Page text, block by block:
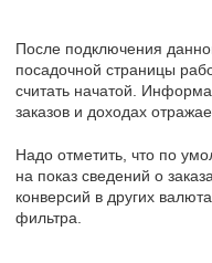
После подключения
посадочной страницы
считать начатой.
заказов и доходах
Надо отметить, что по
на показ сведений о
конверсий в других
фильтра.